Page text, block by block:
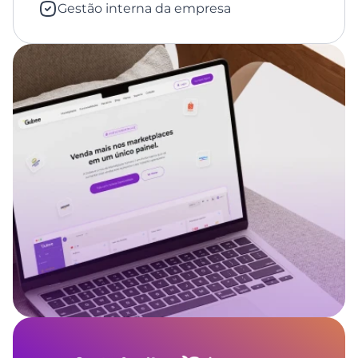
Gestão interna da empresa